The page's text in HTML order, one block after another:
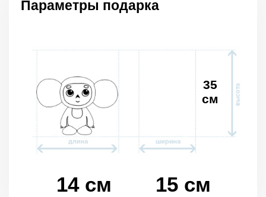
Параметры подарка
14 см 15 см
35
см